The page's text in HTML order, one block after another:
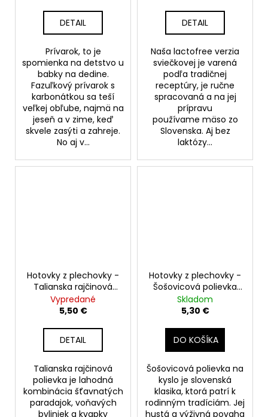
DETAIL
Prívarok, to je
spomienka na detstvo u
babky na dedine.
Fazuľkový prívarok s
karbonátkou sa teší
veľkej obľube, najmä na
jeseň a v zime, keď
skvele zasýti a zahreje.
No aj v...
DETAIL
Naša lactofree verzia
sviečkovej je varená
podľa tradičnej
receptúry, je ručne
spracovaná a na jej
prípravu
používame mäso zo
Slovenska. Aj bez
laktózy...
Hotovky z plechovky -
Talianska rajčinová
polievka 400g
Vypredané
5,50 €
DETAIL
Talianska rajčinová
polievka je lahodná
kombinácia šťavnatých
paradajok, voňavých
byliniek a kvapky
Hotovky z plechovky -
Šošovicová polievka
na kyslo 400g
Skladom
5,30 €
DO KOŠÍKA
Šošovicová polievka na
kyslo je slovenská
klasika, ktorá patrí k
rodinným tradíciám. Jej
hustá a výživná povaha